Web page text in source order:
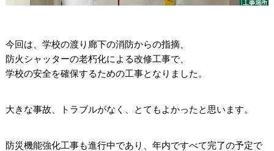
今回は、学校の渡り廊下の消防からの指摘、
防火シャッターの老朽化による改修工事で、
学校の安全を確保するための工事となりました。
大きな事故、トラブルがなく、とてもよかったと思います。
防災機能強化工事も進行中であり、年内ですべて完了の予定で